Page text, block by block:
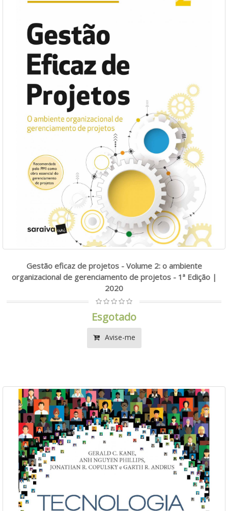
Gestão eficaz de projetos - Volume 2: o ambiente
organizacional de gerenciamento de projetos - 1ª Edição |
2020
Esgotado
Avise-me